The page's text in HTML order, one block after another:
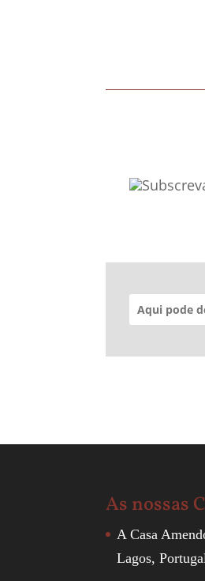
As nossas
A Casa
Lagos,